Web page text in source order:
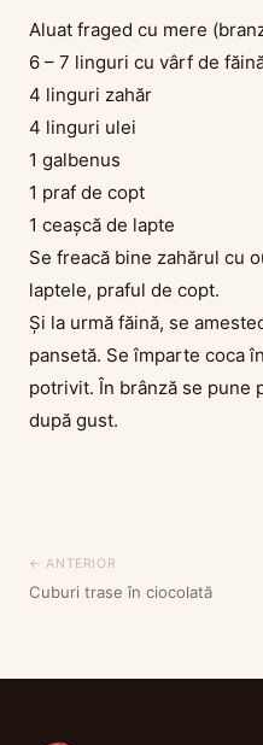
Aluat fraged cu mere
6 – 7 linguri cu vârf de
4 linguri zahăr
4 linguri ulei
1 galbenus
1 praf de copt
1 ceașcă de lapte
Se freacă bine zahărul cu
laptele, praful de copt.
Și la urmă făină, se
pansetă. Se împarte coca
potrivit. În brânză se pune
după gust.
← ANTERIOR
Cuburi trase în ciocolată